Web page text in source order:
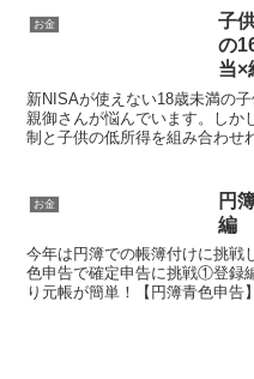
お金
子
の
当×
配
新NISAが使えない18歳未満の
親御さんが悩んでいます。しか
制と子供の低所得を組み合わせ
お金
円
編
今年は円簿での帳簿付けに挑戦
色申告で確定申告に挑戦①登録
り元帳が簡単！【円簿青色申告
色申告の時期になりましたの